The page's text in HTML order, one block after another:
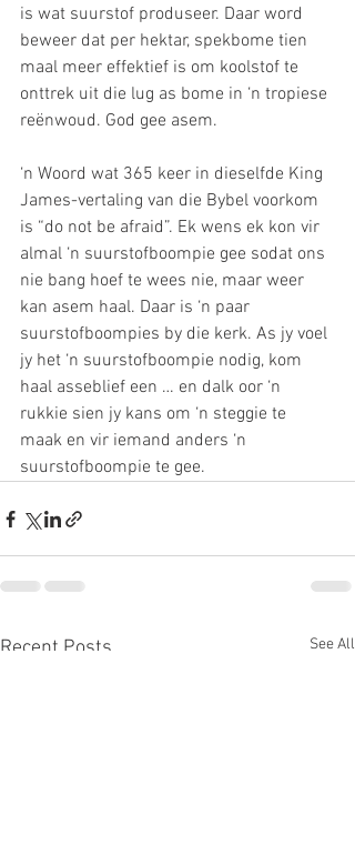
is wat suurstof produseer. Daar word
beweer dat per hektar, spekbome tien
maal meer effektief is om koolstof te
onttrek uit die lug as bome in ‘n tropiese
reënwoud. God gee asem.
‘n Woord wat 365 keer in dieselfde King
James-vertaling van die Bybel voorkom
is “do not be afraid”. Ek wens ek kon vir
almal ‘n suurstofboompie gee sodat ons
nie bang hoef te wees nie, maar weer
kan asem haal. Daar is ‘n paar
suurstofboompies by die kerk. As jy voel
jy het ‘n suurstofboompie nodig, kom
haal asseblief een … en dalk oor ‘n
rukkie sien jy kans om ‘n steggie te
maak en vir iemand anders ‘n
suurstofboompie te gee.
Recent Posts See All